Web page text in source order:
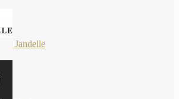
Jandelle